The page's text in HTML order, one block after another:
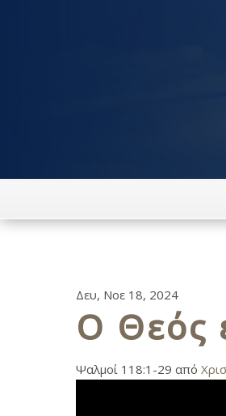
Δευ, Νοε 18, 2024
Ο Θεός
Ψαλμοί 118:1-29 από